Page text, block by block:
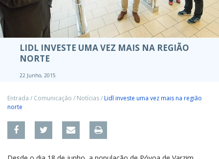
LIDL INVESTE UMA VEZ MAIS NA REGIÃO
NORTE
22 Junho, 2015
Entrada / Comunicação / Notícias/Lidl investe uma vez mais na região
norte